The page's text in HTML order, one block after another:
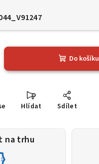
Do košíku
Hlídat Sdílet
na trhu